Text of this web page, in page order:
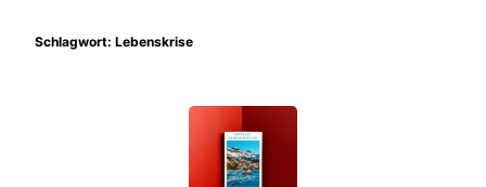
Schlagwort: Lebenskrise